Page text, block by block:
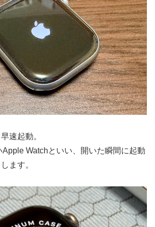
速起動。
Watchといい、開いた瞬間に起動
ます。